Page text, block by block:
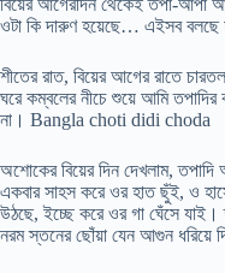
বিয়ের আগেরদিন থেকেই তপা-আপা
ওটা কি দারুণ হয়েছে… এইসব বলছে
শীতের রাত, বিয়ের আগের রাতে
ঘরে কম্বলের নীচে শুয়ে আমি
না। Bangla choti didi choda
অশোকের বিয়ের দিন দেখলাম,
একবার সাহস করে ওর হাত ছুঁই, ও
উঠছে, ইচ্ছে করে ওর গা ঘেঁসে
নরম স্তনের ছোঁয়া যেন আগুন ধরিয়ে